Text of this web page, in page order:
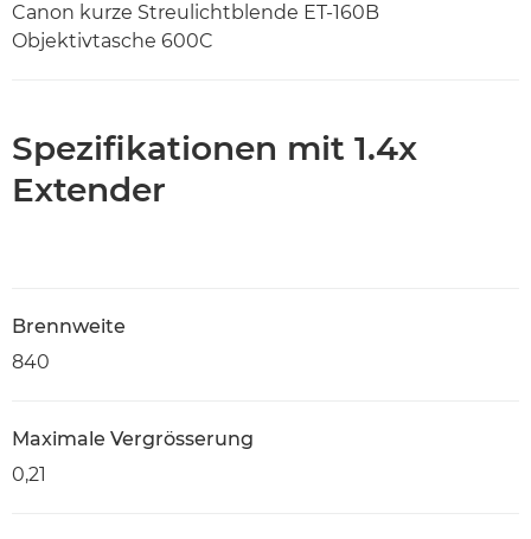
Canon kurze Streulichtblende ET-160B
Objektivtasche 600C
Spezifikationen mit 1.4x
Extender
Brennweite
840
Maximale Vergrösserung
0,21